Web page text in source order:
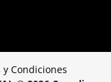
Condiciones